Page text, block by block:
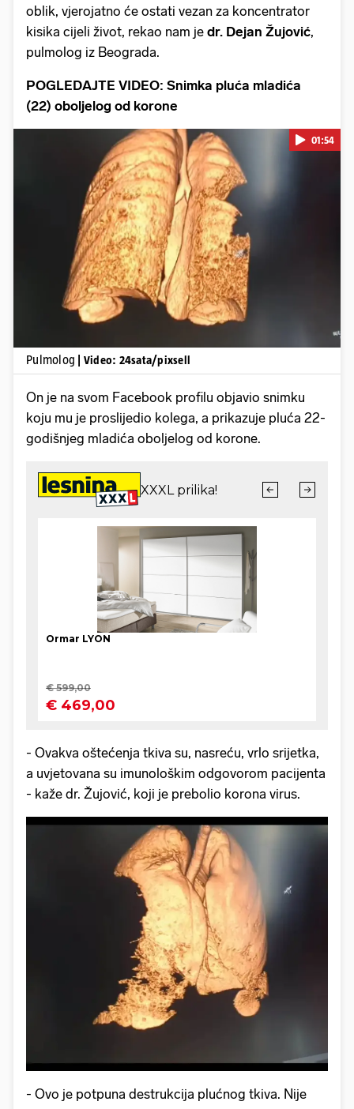
oblik, vjerojatno će ostati vezan za koncentrator
kisika cijeli život, rekao nam je dr. Dejan Žujović,
pulmolog iz Beograda.
POGLEDAJTE VIDEO: Snimka pluća mladića
(22) oboljelog od korone
Pokretanje videa...
01:54
Pulmolog | Video: 24sata/pixsell
On je na svom Facebook profilu objavio snimku
koju mu je proslijedio kolega, a prikazuje pluća 22-
godišnjeg mladića oboljelog od korone.
- Ovakva oštećenja tkiva su, nasreću, vrlo srijetka,
a uvjetovana su imunološkim odgovorom pacijenta
- kaže dr. Žujović, koji je prebolio korona virus.
- Ovo je potpuna destrukcija plućnog tkiva. Nije